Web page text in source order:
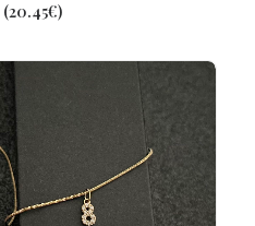
(20.45€)